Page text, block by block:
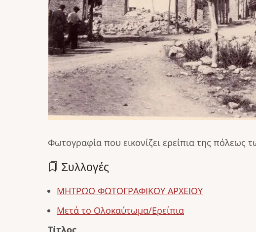
Φωτογραφία που εικονίζει ερείπια της
Συλλογές
ΜΗΤΡΩΟ ΦΩΤΟΓΡΑΦΙΚΟΥ ΑΡΧΕΙΟΥ
Μετά το Ολοκαύτωμα/Ερείπια
Τίτλος